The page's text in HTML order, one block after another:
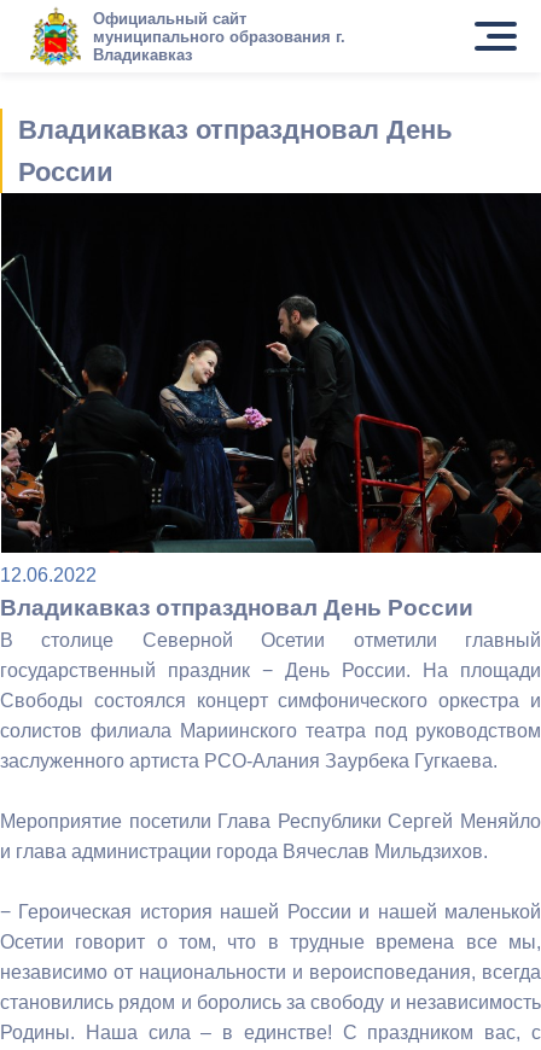
Официальный сайт
муниципального образования г.
Владикавказ
Владикавказ отпраздновал День
России
12.06.2022
Владикавказ отпраздновал День России
В столице Северной Осетии отметили главный
государственный праздник − День России. На площади
Свободы состоялся концерт симфонического оркестра и
солистов филиала Мариинского театра под руководством
заслуженного артиста РСО-Алания Заурбека Гугкаева.
Мероприятие посетили Глава Республики Сергей Меняйло
и глава администрации города Вячеслав Мильдзихов.
− Героическая история нашей России и нашей маленькой
Осетии говорит о том, что в трудные времена все мы,
независимо от национальности и вероисповедания, всегда
становились рядом и боролись за свободу и независимость
Родины. Наша сила – в единстве! С праздником вас, с